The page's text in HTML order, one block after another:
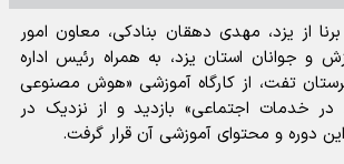
از یزد، مهدی دهقان بنادکی، معاون امور
و جوانان استان یزد، به همراه رئیس اداره
تفت، از کارگاه آموزشی «هوش مصنوعی
در خدمات اجتماعی» بازدید و از نزدیک در
دوره و محتوای آموزشی آن قرار گرفت.